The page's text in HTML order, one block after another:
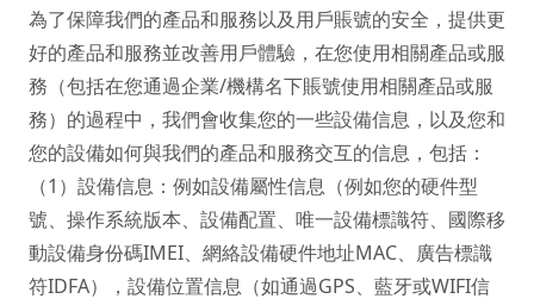
為了保障我們的產品和服務以及用戶賬號的安全，提供更
好的產品和服務並改善用戶體驗，在您使用相關產品或服
務（包括在您通過企業/機構名下賬號使用相關產品或服
務）的過程中，我們會收集您的一些設備信息，以及您和
您的設備如何與我們的產品和服務交互的信息，包括：
（1）設備信息：例如設備屬性信息（例如您的硬件型
號、操作系統版本、設備配置、唯一設備標識符、國際移
動設備身份碼IMEI、網絡設備硬件地址MAC、廣告標識
符IDFA），設備位置信息（如通過GPS、藍牙或WIFI信